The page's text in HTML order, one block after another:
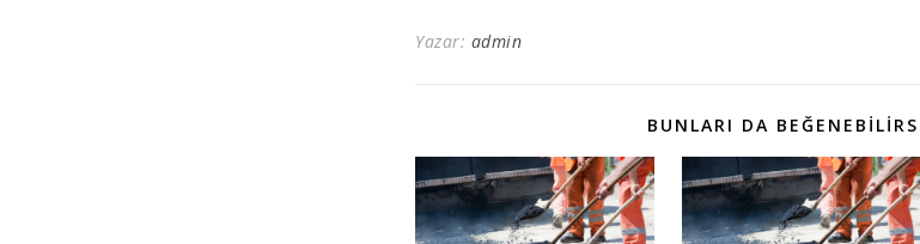
Yazar: admin
BUNLARI DA